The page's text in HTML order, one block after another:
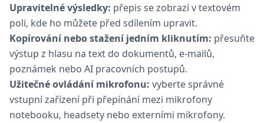
Upravitelné výsledky: přepis se zobrazí v textovém
poli, kde ho můžete před sdílením upravit.
Kopírování nebo stažení jedním kliknutím: přesuňte
výstup z hlasu na text do dokumentů, e-mailů,
poznámek nebo AI pracovních postupů.
Užitečné ovládání mikrofonu: vyberte správné
vstupní zařízení při přepínání mezi mikrofony
notebooku, headsety nebo externími mikrofony.